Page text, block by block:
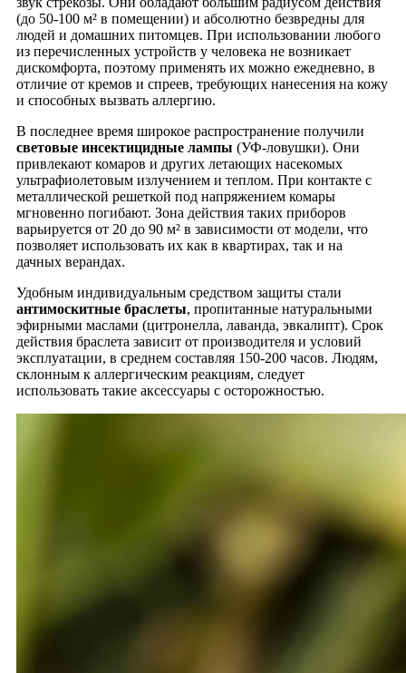
(до 50-100 м² в помещении) и абсолютно безвредны для
людей и домашних питомцев. При использовании любого
из перечисленных устройств у человека не возникает
дискомфорта, поэтому применять их можно ежедневно, в
отличие от кремов и спреев, требующих нанесения на кожу
и способных вызвать аллергию.
В последнее время широкое распространение получили
световые инсектицидные лампы (УФ-ловушки). Они
привлекают комаров и других летающих насекомых
ультрафиолетовым излучением и теплом. При контакте с
металлической решеткой под напряжением комары
мгновенно погибают. Зона действия таких приборов
варьируется от 20 до 90 м² в зависимости от модели, что
позволяет использовать их как в квартирах, так и на
дачных верандах.
Удобным индивидуальным средством защиты стали
антимоскитные браслеты, пропитанные натуральными
эфирными маслами (цитронелла, лаванда, эвкалипт). Срок
действия браслета зависит от производителя и условий
эксплуатации, в среднем составляя 150-200 часов. Людям,
склонным к аллергическим реакциям, следует
использовать такие аксессуары с осторожностью.